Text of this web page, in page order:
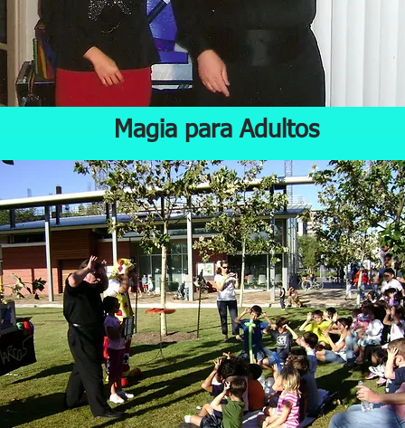
Magia para Adultos